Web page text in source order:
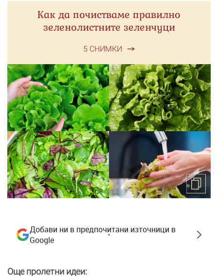
Как да почистваме правилно
зеленолистните зеленчуци
5 СНИМКИ
Добави ни в предпочитани източници в
Google
Още пролетни идеи: